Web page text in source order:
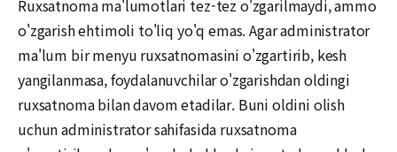
Ruxsatnoma ma'lumotlari tez-tez o'zgarilmaydi, ammo
o'zgarish ehtimoli to'liq yo'q emas. Agar administrator
ma'lum bir menyu ruxsatnomasini o'zgartirib, kesh
yangilanmasa, foydalanuvchilar o'zgarishdan oldingi
ruxsatnoma bilan davom etadilar. Buni oldini olish
uchun administrator sahifasida ruxsatnoma